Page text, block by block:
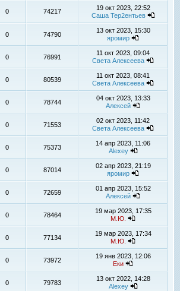
0 74217
19 окт 2023, 22:52
Саша Тер2ентьев
0 74790
13 окт 2023, 15:30
яромир
0 76991
11 окт 2023, 09:04
Света Алексеева
0 80539
11 окт 2023, 08:41
Света Алексеева
0 78744
04 окт 2023, 13:33
Алексей
0 71553
02 окт 2023, 11:42
Света Алексеева
0 75373
14 апр 2023, 11:06
Alexey
0 87014
02 апр 2023, 21:19
яромир
0 72659
01 апр 2023, 15:52
Алексей
0 78464
19 мар 2023, 17:35
М.Ю.
0 77134
19 мар 2023, 17:34
М.Ю.
0 73972
19 янв 2023, 12:06
Еки
0 79783
13 окт 2022, 14:28
Alexey